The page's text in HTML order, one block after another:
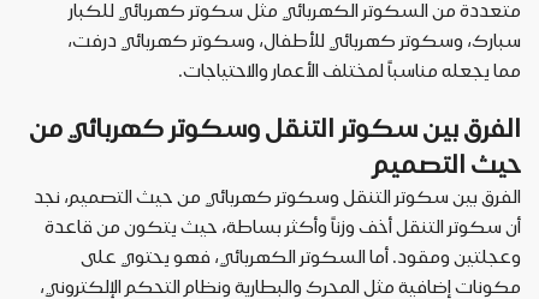
متعددة من السكوتر الكهربائي مثل سكوتر كهربائي للكبار
سبارك، وسكوتر كهربائي للأطفال، وسكوتر كهربائي درفت،
مما يجعله مناسباً لمختلف الأعمار والاحتياجات.
الفرق بين سكوتر التنقل وسكوتر كهربائي من
حيث التصميم
الفرق بين سكوتر التنقل وسكوتر كهربائي من حيث التصميم، نجد
أن سكوتر التنقل أخف وزناً وأكثر بساطة، حيث يتكون من قاعدة
وعجلتين ومقود. أما السكوتر الكهربائي، فهو يحتوي على
مكونات إضافية مثل المحرك والبطارية ونظام التحكم الإلكتروني،